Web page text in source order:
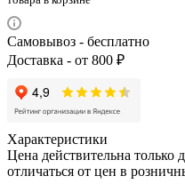
Самовывоз - бесплатно
Доставка - от 800 ₽
Характеристики
Цена действительна только
отличаться от цен в